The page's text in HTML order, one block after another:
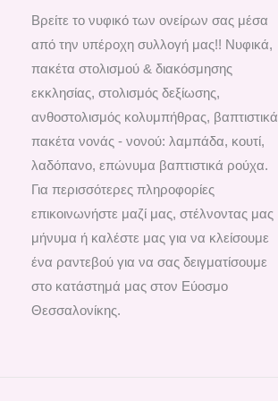
Βρείτε το νυφικό των ονείρων σας μέσα
από την υπέροχη συλλογή μας!! Νυφικά,
πακέτα στολισμού & διακόσμησης
εκκλησίας, στολισμός δεξίωσης,
ανθοστολισμός κολυμπήθρας, βαπτιστικά
πακέτα νονάς - νονού: λαμπάδα, κουτί,
λαδόπανο, επώνυμα βαπτιστικά ρούχα.
Για περισσότερες πληροφορίες
επικοινωνήστε μαζί μας, στέλνοντας μας
μήνυμα ή καλέστε μας για να κλείσουμε
ένα ραντεβού για να σας δειγματίσουμε
στο κατάστημά μας στον Εύοσμο
Θεσσαλονίκης.